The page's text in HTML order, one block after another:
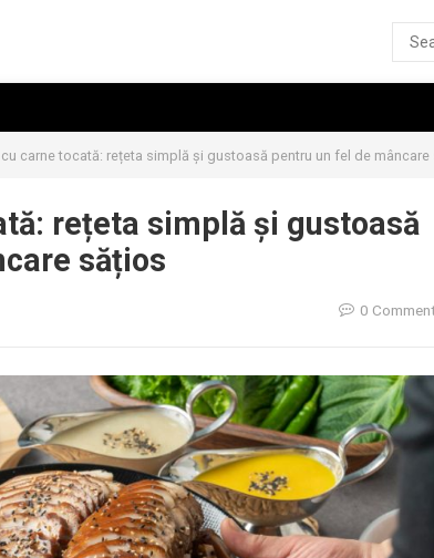
cu carne tocată: rețeta simplă și gustoasă pentru un fel de mâncare
rețeta simplă și gustoasă
sățios
0